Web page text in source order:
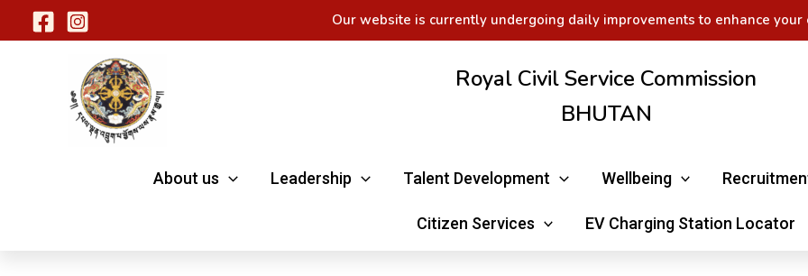
to
Our website is currently undergoing daily improvements to enhance your
Royal Civil Service Commission
BHUTAN
About us Leadership Talent Development Wellbeing
Citizen Services EV Charging Station Locator